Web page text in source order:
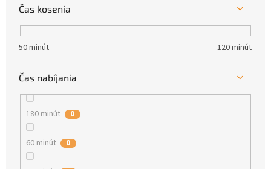
Čas kosenia
50 minút 120 minút
Čas nabíjania
180 minút 0
60 minút 0